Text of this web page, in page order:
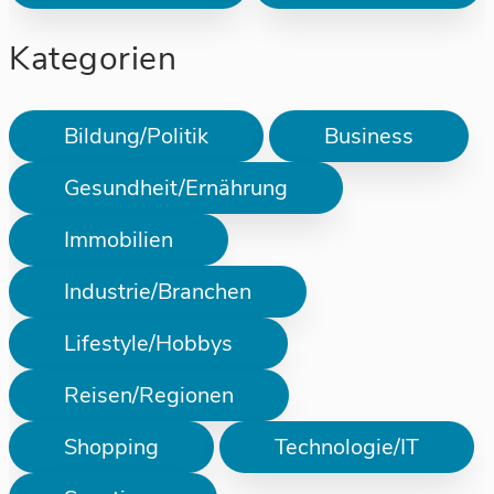
Kategorien
Bildung/Politik
Business
Gesundheit/Ernährung
Immobilien
Industrie/Branchen
Lifestyle/Hobbys
Reisen/Regionen
Shopping
Technologie/IT